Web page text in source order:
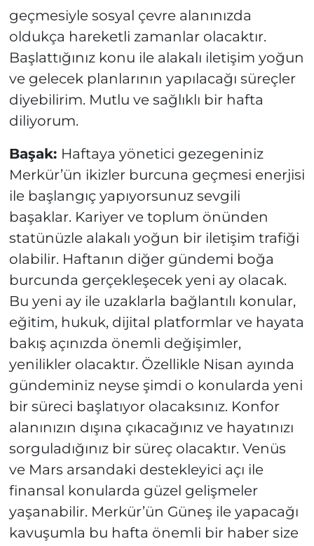
geçmesiyle sosyal çevre alanınızda
oldukça hareketli zamanlar olacaktır.
Başlattığınız konu ile alakalı iletişim yoğun
ve gelecek planlarının yapılacağı süreçler
diyebilirim. Mutlu ve sağlıklı bir hafta
diliyorum.
Başak: Haftaya yönetici gezegeniniz
Merkür’ün ikizler burcuna geçmesi enerjisi
ile başlangıç yapıyorsunuz sevgili
başaklar. Kariyer ve toplum önünden
statünüzle alakalı yoğun bir iletişim trafiği
olabilir. Haftanın diğer gündemi boğa
burcunda gerçekleşecek yeni ay olacak.
Bu yeni ay ile uzaklarla bağlantılı konular,
eğitim, hukuk, dijital platformlar ve hayata
bakış açınızda önemli değişimler,
yenilikler olacaktır. Özellikle Nisan ayında
gündeminiz neyse şimdi o konularda yeni
bir süreci başlatıyor olacaksınız. Konfor
alanınızın dışına çıkacağınız ve hayatınızı
sorguladığınız bir süreç olacaktır. Venüs
ve Mars arsandaki destekleyici açı ile
finansal konularda güzel gelişmeler
yaşanabilir. Merkür’ün Güneş ile yapacağı
kavuşumla bu hafta önemli bir haber size